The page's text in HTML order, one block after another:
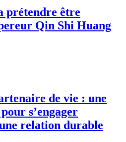
prétendre être
Qin Shi Huang
de vie : une
s’engager
relation durable